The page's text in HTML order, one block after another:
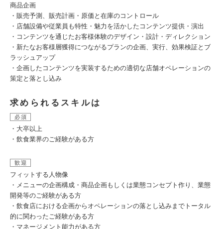
商品企画
・販売予測、販売計画・原価と在庫のコントロール
・店舗設備や従業員も特性・魅力を活かしたコンテンツ提供・演出
・コンテンツを通じたお客様体験のデザイン・設計・ディレクション
・新たなお客様層獲得につながるプランの企画、実行、効果検証とブ
ラッシュアップ
・企画したコンテンツを実装するための適切な店舗オペレーションの
策定と落とし込み
求められるスキルは
必須
・大卒以上
・飲食業界のご経験がある方
歓迎
フィットする人物像
・メニューの企画構成・商品企画もしくは業態コンセプト作り、業態
開発等のご経験がある方
・飲食店における企画からオペレーションの落とし込みまでトータル
的に関わったご経験がある方
・マネージメント能力がある方